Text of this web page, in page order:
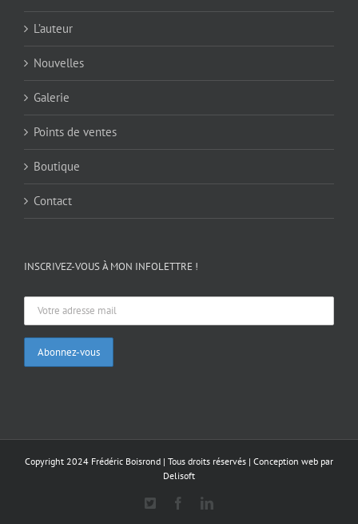
L’auteur
Nouvelles
Galerie
Points de ventes
Boutique
Contact
INSCRIVEZ-VOUS À MON INFOLETTRE !
Copyright 2024 Frédéric Boisrond | Tous droits réservés | Conception web par
Delisoft
FacebookLinkedIn